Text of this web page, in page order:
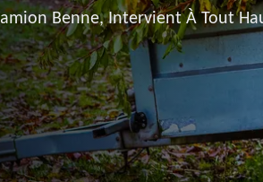
Benne, Intervient À Tout